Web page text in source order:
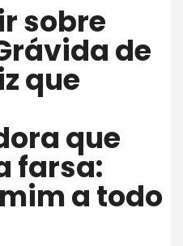
de
que
que
farsa:
a todo